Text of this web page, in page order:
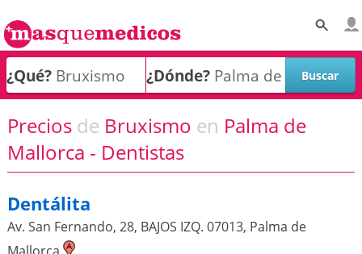
¿Qué? ¿Dónde?
Precios de Bruxismo en Palma de
Mallorca - Dentistas
Dentálita
Av. San Fernando, 28, BAJOS IZQ. 07013, Palma de